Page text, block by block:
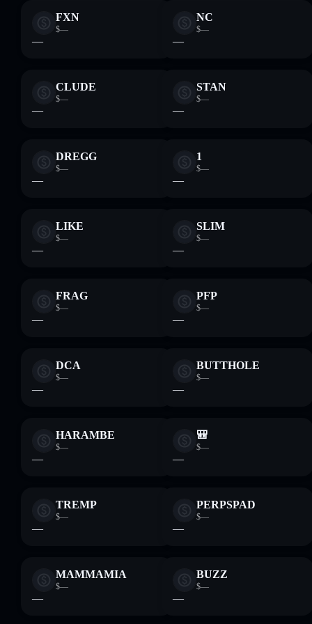
FXN
$—
—
NC
$—
—
CLUDE
$—
—
STAN
$—
—
DREGG
$—
—
1
$—
—
LIKE
$—
—
SLIM
$—
—
FRAG
$—
—
PFP
$—
—
DCA
$—
—
BUTTHOLE
$—
—
HARAMBE
$—
—
🎒
$—
—
TREMP
$—
—
PERPSPAD
$—
—
MAMMAMIA
$—
—
BUZZ
$—
—